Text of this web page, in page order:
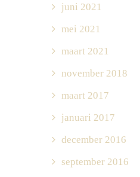
juni 2021
mei 2021
maart 2021
november 2018
maart 2017
januari 2017
december 2016
september 2016